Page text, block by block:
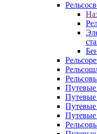
Путевые